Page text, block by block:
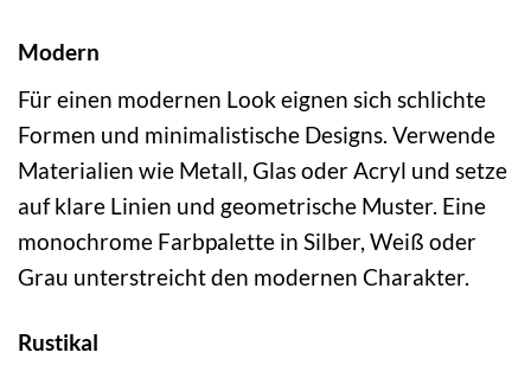
Modern
Für einen modernen Look eignen sich schlichte
Formen und minimalistische Designs. Verwende
Materialien wie Metall, Glas oder Acryl und setze
auf klare Linien und geometrische Muster. Eine
monochrome Farbpalette in Silber, Weiß oder
Grau unterstreicht den modernen Charakter.
Rustikal